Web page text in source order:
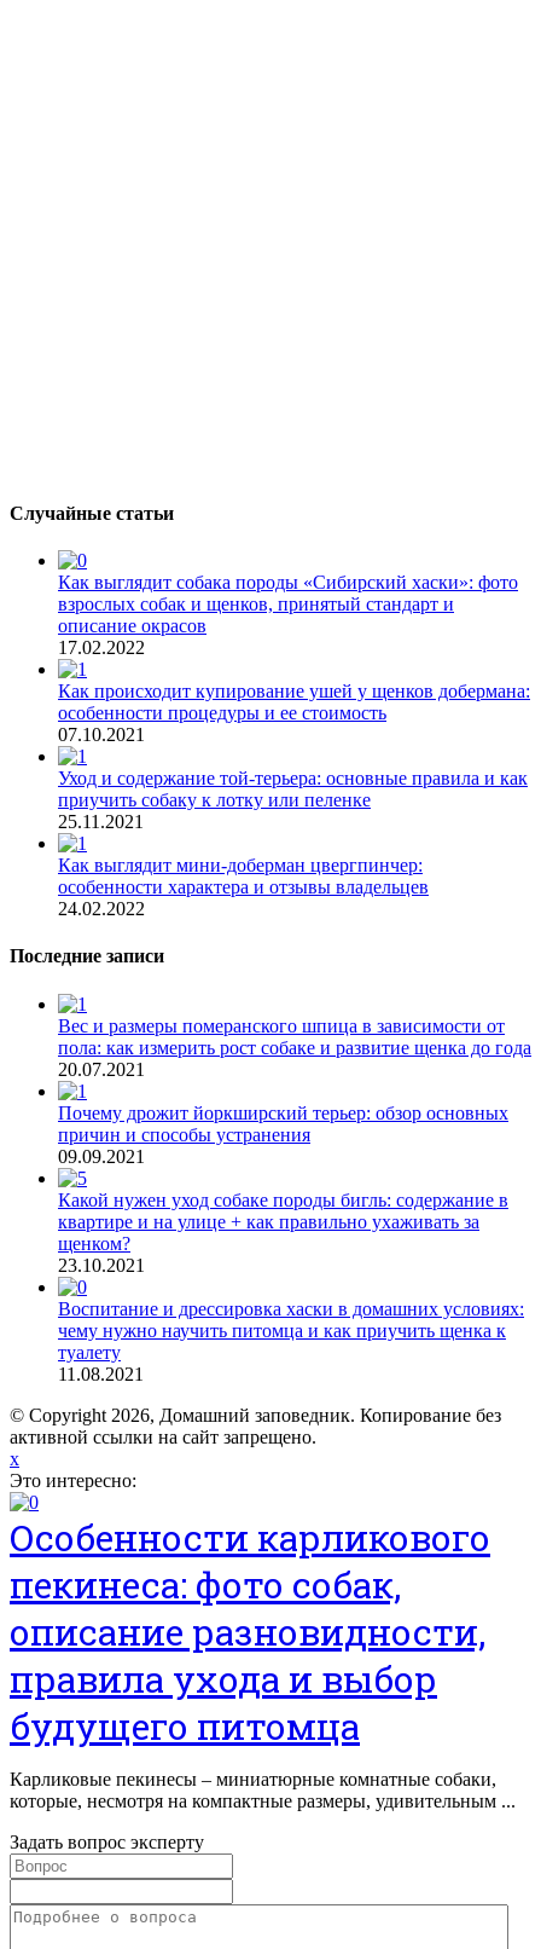
Случайные статьи
Как выглядит собака породы «Сибирский хаски»: фото
взрослых собак и щенков, принятый стандарт и
описание окрасов
17.02.2022
Как происходит купирование ушей у щенков добермана:
особенности процедуры и ее стоимость
07.10.2021
Уход и содержание той-терьера: основные правила и как
приучить собаку к лотку или пеленке
25.11.2021
Как выглядит мини-доберман цвергпинчер:
особенности характера и отзывы владельцев
24.02.2022
Последние записи
Вес и размеры померанского шпица в зависимости от
пола: как измерить рост собаке и развитие щенка до года
20.07.2021
Почему дрожит йоркширский терьер: обзор основных
причин и способы устранения
09.09.2021
Какой нужен уход собаке породы бигль: содержание в
квартире и на улице + как правильно ухаживать за
щенком?
23.10.2021
Воспитание и дрессировка хаски в домашних условиях:
чему нужно научить питомца и как приучить щенка к
туалету
11.08.2021
© Copyright 2026, Домашний заповедник. Копирование без
активной ссылки на сайт запрещено.
x
Это интересно:
Особенности карликового
пекинеса: фото собак,
описание разновидности,
правила ухода и выбор
будущего питомца
Карликовые пекинесы – миниатюрные комнатные собаки,
которые, несмотря на компактные размеры, удивительным ...
Задать вопрос эксперту